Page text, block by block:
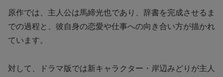
原作では、主人公は馬締光也であり、辞書を完成させるま
での過程と、彼自身の恋愛や仕事への向き合い方が描かれ
ています。
対して、ドラマ版では新キャラクター・岸辺みどりが主人